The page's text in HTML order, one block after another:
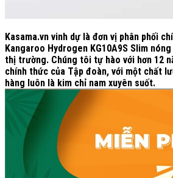
Kasama.vn vinh dự là đơn vị phân phối
Kangaroo Hydrogen KG10A9S Slim
thị trường. Chúng tôi tự hào với hơn 12
chính thức của Tập đoàn, với một chất
hàng luôn là kim chỉ nam xuyên suốt.